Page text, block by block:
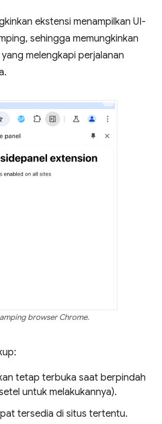
ekstensi menampilkan UI-
sehingga memungkinkan
melengkapi perjalanan
browser Chrome.
tetap terbuka saat berpindah
untuk melakukannya).
tersedia di situs tertentu.